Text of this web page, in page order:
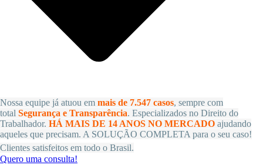
Nossa equipe já atuou em mais de 7.547 casos, sempre com
total Segurança e Transparência. Especializados no Direito do
Trabalhador. HÁ MAIS DE 14 ANOS NO MERCADO ajudando
aqueles que precisam. A SOLUÇÃO COMPLETA para o seu caso!
Clientes satisfeitos em todo o Brasil.
Quero uma consulta!